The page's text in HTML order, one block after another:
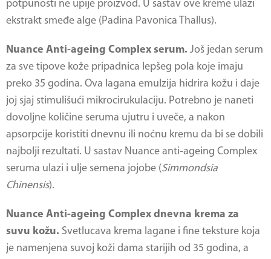
potpunosti ne upije proizvod. U sastav ove kreme ulazi
ekstrakt smeđe alge (Padina Pavonica Thallus).
Nuance Anti-ageing Complex serum. Još jedan serum
za sve tipove kože pripadnica lepšeg pola koje imaju
preko 35 godina. Ova lagana emulzija hidrira kožu i daje
joj sjaj stimulišući mikrocirukulaciju. Potrebno je naneti
dovoljne količine seruma ujutru i uveče, a nakon
apsorpcije koristiti dnevnu ili noćnu kremu da bi se dobili
najbolji rezultati. U sastav Nuance anti-ageing Complex
seruma ulazi i ulje semena jojobe (Simmondsia
Chinensis).
Nuance Anti-ageing Complex dnevna krema za
suvu kožu. Svetlucava krema lagane i fine teksture koja
je namenjena suvoj koži dama starijih od 35 godina, a